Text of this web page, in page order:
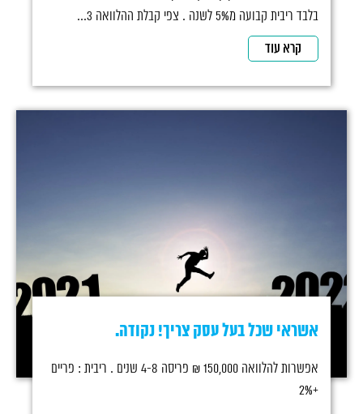
בלבד ריבית קבועה מ5% לשנה . צפי קבלת ההלוואה 3...
קרא עוד
אשראי שכל בעל עסק צריך! נקודה.
אפשרות להלוואה 150,000 ₪ פריסה 4-8 שנים . ריבית : פריים
+2%